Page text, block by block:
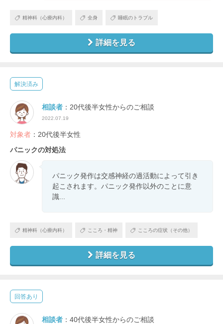
精神科（心療内科） 全身 睡眠のトラブル
詳細を見る
解決済み
相談者 ：20代後半女性からのご相談
2022.07.19
対象者 ：20代後半女性
パニックの対処法
パニック発作は交感神経の過活動によって引き
起こされます。パニック発作以外のことに意
識...
精神科（心療内科） こころ・精神 こころの症状（その他）
詳細を見る
回答あり
相談者 ：40代後半女性からのご相談